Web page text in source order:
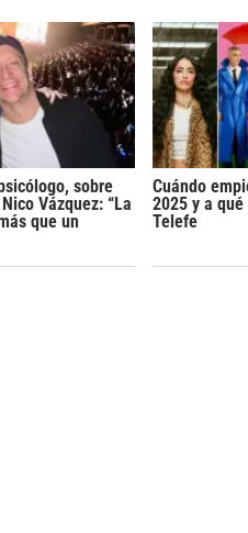
sobre
Vázquez: “La
que un
Cuándo
2025 y a
Telefe